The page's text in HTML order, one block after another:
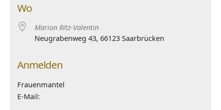
Wo
Marion Ritz-Valentin
Neugrabenweg 43, 66123 Saarbrücken
Anmelden
Frauenmantel
E-Mail: